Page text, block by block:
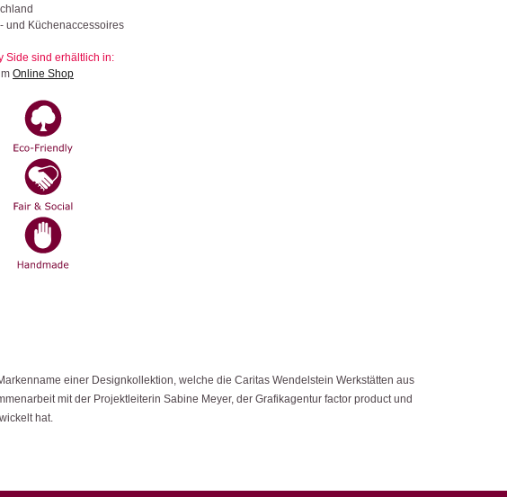
und Küchenaccessoires
Side sind erhältlich in:
Online Shop
einer Designkollektion, welche die Caritas Wendelstein Werkstätten aus
mit der Projektleiterin Sabine Meyer, der Grafikagentur factor product und
hat.